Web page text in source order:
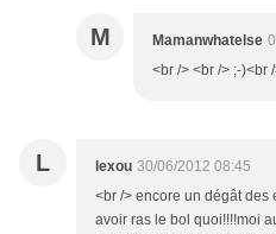
M Mamanwhatelse
<br /> <br /> ;-)<br
L lexou 30/06/2012 08:45
<br /> encore un dégât des
avoir ras le bol quoi!!!!moi